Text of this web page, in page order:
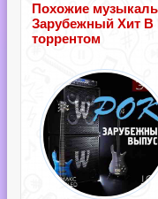
Похожие
Зарубежный Хит В
торрентом